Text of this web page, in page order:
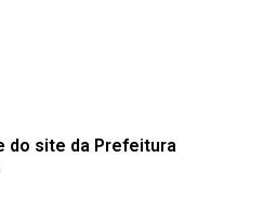
do site da Prefeitura